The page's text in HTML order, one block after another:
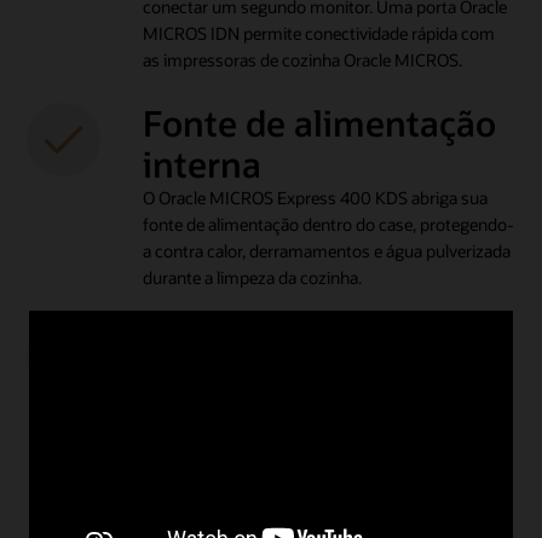
conectar um segundo monitor. Uma porta Oracle
MICROS IDN permite conectividade rápida com
as impressoras de cozinha Oracle MICROS.
Fonte de alimentação
interna
O Oracle MICROS Express 400 KDS abriga sua
fonte de alimentação dentro do case, protegendo-
a contra calor, derramamentos e água pulverizada
durante a limpeza da cozinha.